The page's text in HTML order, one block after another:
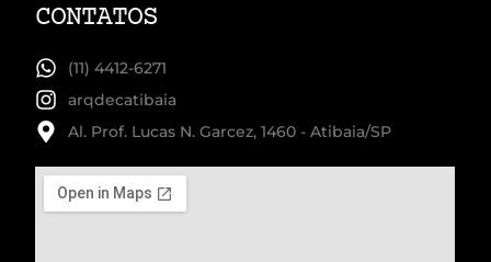
CONTATOS
(11) 4412-6271
arqdecatibaia
Al. Prof. Lucas N. Garcez, 1460 - Atibaia/SP